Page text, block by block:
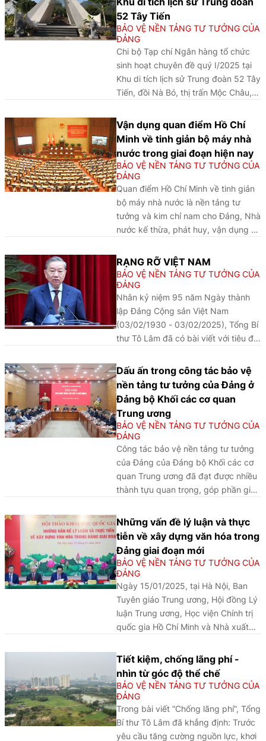
52 Tây Tiến
BẢO VỆ NỀN TẢNG TƯ TƯỞNG CỦA
ĐẢNG
Chi bộ Tạp chí Ngân hàng tổ chức
sinh hoạt chuyên đề quý I/2025 tại
Khu di tích lịch sử Trung đoàn 52 Tây
Tiến, đồi Nà Bó, thị trấn Mộc Châu,
Vận dụng quan điểm Hồ Chí
Minh về tinh giản bộ máy nhà
nước trong giai đoạn hiện nay
BẢO VỆ NỀN TẢNG TƯ TƯỞNG CỦA
ĐẢNG
Quan điểm Hồ Chí Minh về tinh giản
bộ máy nhà nước là nền tảng tư
tưởng và kim chỉ nam cho Đảng, Nhà
nước kế thừa, phát huy, vận dụng và
pháp quyền xã hội chủ nghĩa Việt
Nam trong giai đoạn hiện nay
RẠNG RỠ VIỆT NAM
BẢO VỆ NỀN TẢNG TƯ TƯỞNG CỦA
ĐẢNG
Nhân kỷ niệm 95 năm Ngày thành
lập Đảng Cộng sản Việt Nam
(03/02/1930 - 03/02/2025), Tổng Bí
thư Tô Lâm đã có bài viết với tiêu đề
giới thiệu toàn văn bài viết.
Dấu ấn trong công tác bảo vệ
nền tảng tư tưởng của Đảng ở
Đảng bộ Khối các cơ quan
Trung ương
BẢO VỆ NỀN TẢNG TƯ TƯỞNG CỦA
ĐẢNG
Công tác bảo vệ nền tảng tư tưởng
của Đảng của Đảng bộ Khối các cơ
quan Trung ương đã đạt được nhiều
thành tựu quan trọng, góp phần giữ
tư tưởng của Đảng; nâng cao niềm
tin của Nhân dân đối với Đảng, Nhà
nước và chế độ xã hội chủ nghĩa.
Những vấn đề lý luận và thực
tiễn về xây dựng văn hóa trong
Đảng giai đoạn mới
BẢO VỆ NỀN TẢNG TƯ TƯỞNG CỦA
ĐẢNG
Ngày 15/01/2025, tại Hà Nội, Ban
Tuyên giáo Trung ương, Hội đồng Lý
luận Trung ương, Học viện Chính trị
quốc gia Hồ Chí Minh và Nhà xuất
hợp tổ chức Hội thảo khoa học quốc
gia
Tiết kiệm, chống lãng phí -
nhìn từ góc độ thể chế
BẢO VỆ NỀN TẢNG TƯ TƯỞNG CỦA
ĐẢNG
Trong bài viết “Chống lãng phí”, Tổng
Bí thư Tô Lâm đã khẳng định: Trước
yêu cầu tăng cường nguồn lực, khơi